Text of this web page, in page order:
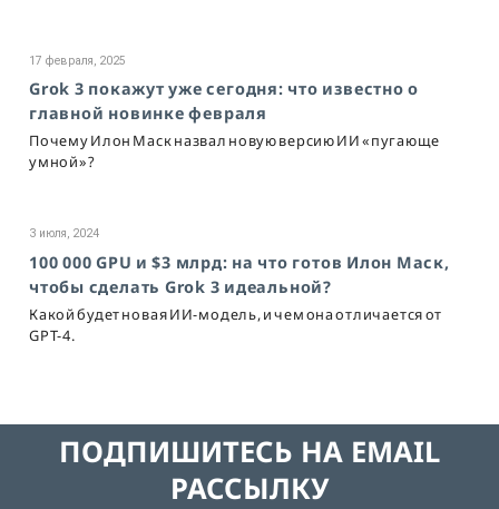
17 февраля, 2025
Grok 3 покажут уже сегодня: что известно о
главной новинке февраля
Почему Илон Маск назвал новую версию ИИ «пугающе
умной»?
3 июля, 2024
100 000 GPU и $3 млрд: на что готов Илон Маск,
чтобы сделать Grok 3 идеальной?
Какой будет новая ИИ-модель, и чем она отличается от
GPT-4.
ПОДПИШИТЕСЬ НА EMAIL
РАССЫЛКУ